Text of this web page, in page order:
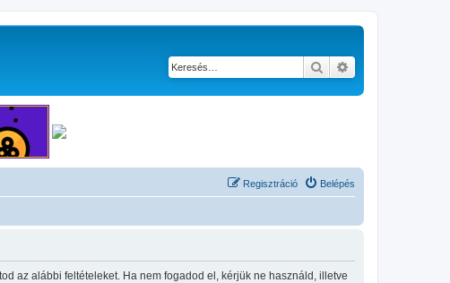
Keresés
Belépés
Regisztráció
az alábbi feltételeket. Ha nem fogadod el, kérjük ne használd, illetve